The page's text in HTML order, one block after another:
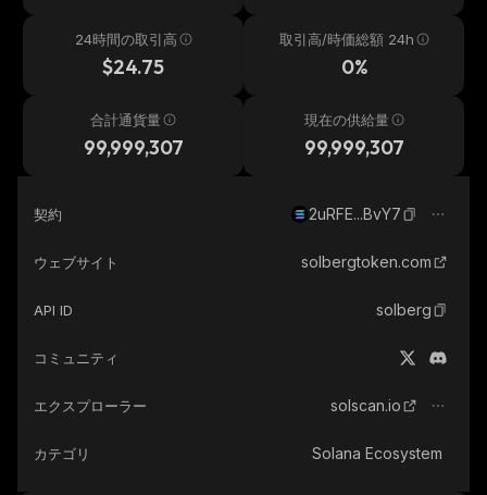
24時間の取引高
$24.75
取引高/時価総額 24h
0%
合計通貨量
99,999,307
現在の供給量
99,999,307
契約 2uRFE...BvY7
ウェブサイト solbergtoken.com
API ID solberg
コミュニティ
エクスプローラー solscan.io
カテゴリ Solana Ecosystem